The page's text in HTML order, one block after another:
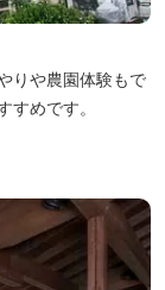
りや農園体験もで
めです。